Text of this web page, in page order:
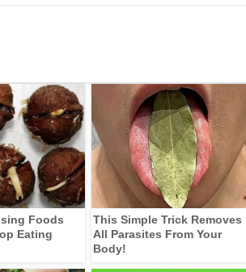
Foods
Eating
This Simple Trick Removes
All Parasites From Your
Body!